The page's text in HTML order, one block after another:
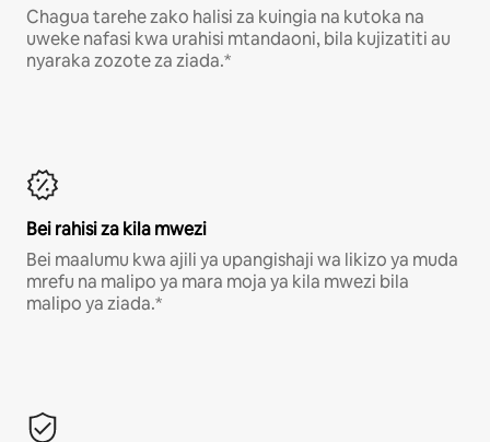
Chagua tarehe zako halisi za kuingia na kutoka na
uweke nafasi kwa urahisi mtandaoni, bila kujizatiti au
nyaraka zozote za ziada.*
Bei rahisi za kila mwezi
Bei maalumu kwa ajili ya upangishaji wa likizo ya muda
mrefu na malipo ya mara moja ya kila mwezi bila
malipo ya ziada.*